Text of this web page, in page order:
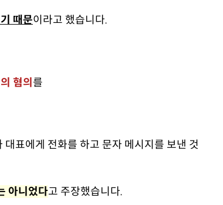
때문이라고 했습니다.
혐의 를
표에게 전화를 하고 문자 메시지를 보낸 것
아니었다고 주장했습니다.